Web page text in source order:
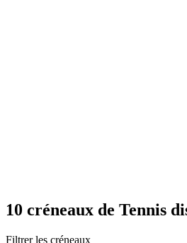
10 créneaux de Tennis
Filtrer les créneaux